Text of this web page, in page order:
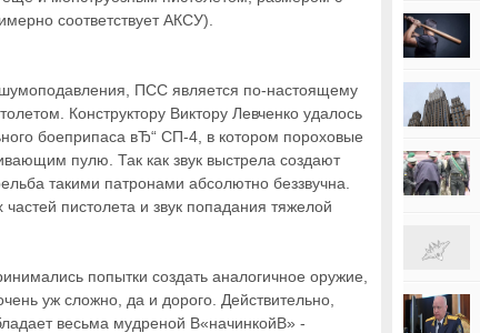
соответствует АКСУ).
ПСС является по-настоящему
Конструктору Виктору Левченко удалось
боеприпаса вЂ“ СП-4, в котором пороховые
пулю. Так как звук выстрела создают
такими патронами абсолютно беззвучна.
пистолета и звук попадания тяжелой
попытки создать аналогичное оружие,
уж сложно, да и дорого. Действительно,
весьма мудреной В«начинкойВ» -